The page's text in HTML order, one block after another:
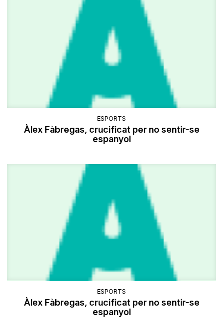
ESPORTS
Àlex Fàbregas, crucificat per no sentir-se
espanyol
ESPORTS
Àlex Fàbregas, crucificat per no sentir-se
espanyol